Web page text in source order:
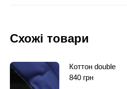
Схожі товари
Коттон double
840 грн